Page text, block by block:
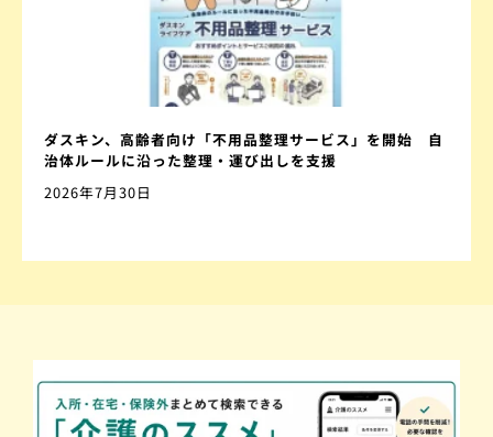
ダスキン、高齢者向け「不用品整理サービス」を開始 自
治体ルールに沿った整理・運び出しを支援
2026年7月30日